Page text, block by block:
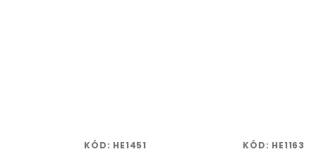
KÓD: HE1451 KÓD: HE1163